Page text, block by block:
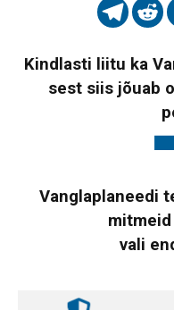
Kindlasti liitu ka
sest siis jõuab
Vanglaplaneedi
vali